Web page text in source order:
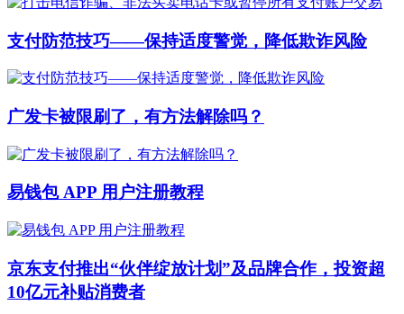
支付防范技巧——保持适度警觉，降低欺诈风险
广发卡被限刷了，有方法解除吗？
易钱包 APP 用户注册教程
京东支付推出“伙伴绽放计划”及品牌合作，投资超
10亿元补贴消费者